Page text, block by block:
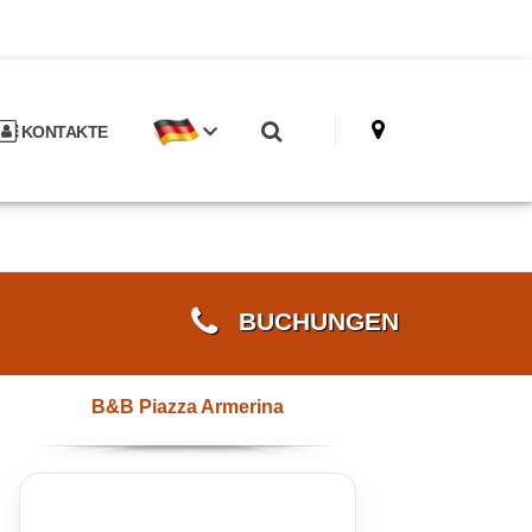
KONTAKTE
BUCHUNGEN
B&B Piazza Armerina